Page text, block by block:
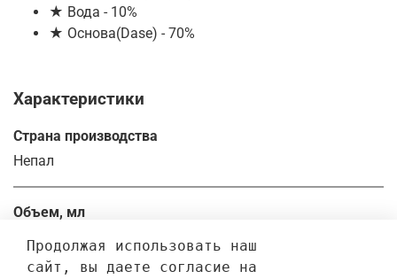
★ Вода - 10%
★ Основа(Dase) - 70%
Характеристики
Страна производства
Непал
Объем, мл
200.0
Продолжая использовать наш
сайт, вы даете согласие на